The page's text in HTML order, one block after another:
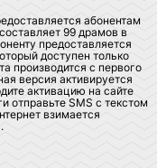
абонентам
99 драмов в
предоставляется
доступен только
производится с первого
версия активируется
активацию на сайте
отправьте SMS с текстом
взимается